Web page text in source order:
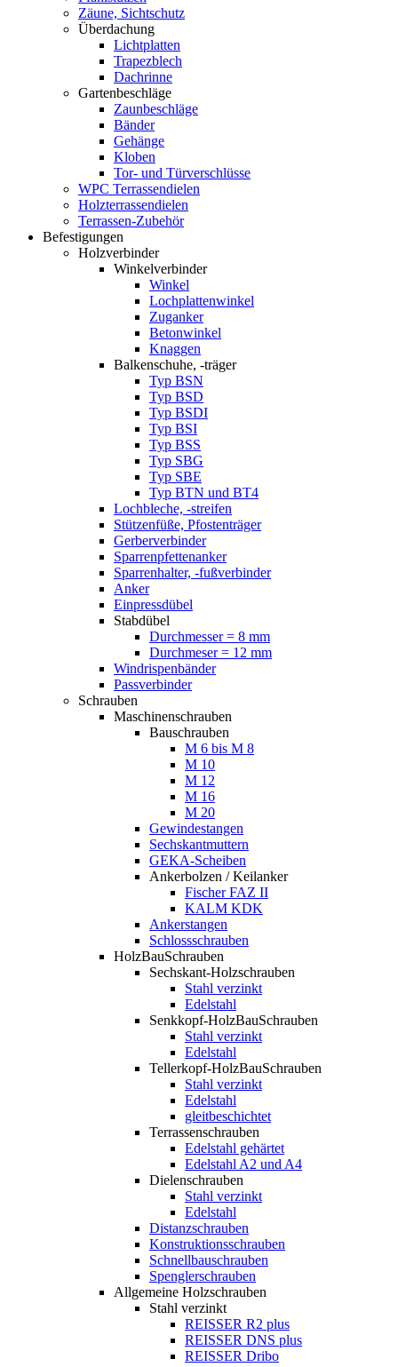
Zäune, Sichtschutz
Überdachung
Lichtplatten
Trapezblech
Dachrinne
Gartenbeschläge
Zaunbeschläge
Bänder
Gehänge
Kloben
Tor- und Türverschlüsse
WPC Terrassendielen
Holzterrassendielen
Terrassen-Zubehör
Befestigungen
Holzverbinder
Winkelverbinder
Winkel
Lochplattenwinkel
Zuganker
Betonwinkel
Knaggen
Balkenschuhe, -träger
Typ BSN
Typ BSD
Typ BSDI
Typ BSI
Typ BSS
Typ SBG
Typ SBE
Typ BTN und BT4
Lochbleche, -streifen
Stützenfüße, Pfostenträger
Gerberverbinder
Sparrenpfettenanker
Sparrenhalter, -fußverbinder
Anker
Einpressdübel
Stabdübel
Durchmesser = 8 mm
Durchmeser = 12 mm
Windrispenbänder
Passverbinder
Schrauben
Maschinenschrauben
Bauschrauben
M 6 bis M 8
M 10
M 12
M 16
M 20
Gewindestangen
Sechskantmuttern
GEKA-Scheiben
Ankerbolzen / Keilanker
Fischer FAZ II
KALM KDK
Ankerstangen
Schlossschrauben
HolzBauSchrauben
Sechskant-Holzschrauben
Stahl verzinkt
Edelstahl
Senkkopf-HolzBauSchrauben
Stahl verzinkt
Edelstahl
Tellerkopf-HolzBauSchrauben
Stahl verzinkt
Edelstahl
gleitbeschichtet
Terrassenschrauben
Edelstahl gehärtet
Edelstahl A2 und A4
Dielenschrauben
Stahl verzinkt
Edelstahl
Distanzschrauben
Konstruktionsschrauben
Schnellbauschrauben
Spenglerschrauben
Allgemeine Holzschrauben
Stahl verzinkt
REISSER R2 plus
REISSER DNS plus
REISSER Dribo